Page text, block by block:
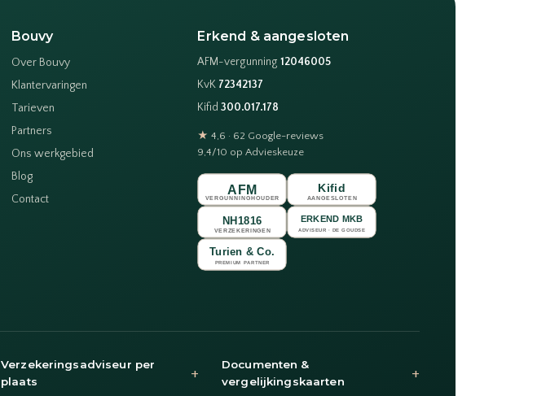
Bouvy
Over Bouvy
Klantervaringen
Tarieven
Partners
Ons werkgebied
Blog
Contact
Erkend & aangesloten
AFM-vergunning12046005
KvK 72342137
Kifid300.017.178
★ 4,6 · 62 Google-reviews
9,4/10 op Advieskeuze
Verzekeringsadviseur per
plaats
+
Documenten &
vergelijkingskaarten
+